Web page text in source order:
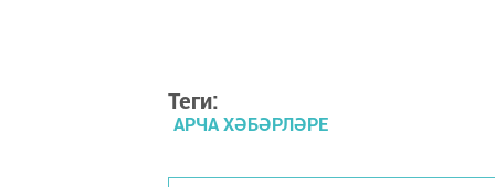
Теги:
АРЧА ХӘБӘРЛӘРЕ